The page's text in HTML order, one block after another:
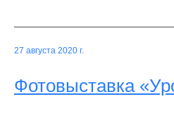
27 августа 2020 г.
Фотовыставка